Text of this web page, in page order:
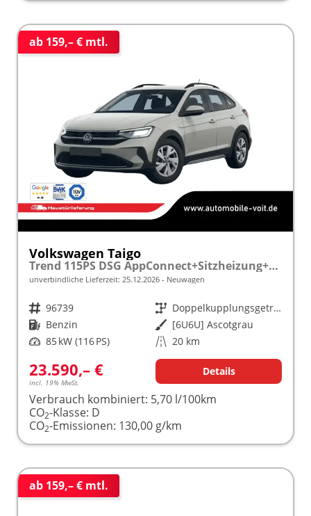
ab 159,– € mtl.
Volkswagen Taigo
Trend 115PS DSG AppConnect+Sitzheizung+PDC+Alu16+LED+DAB+FrontAssist
unverbindliche Lieferzeit: 25.12.2026 Neuwagen
Fahrzeugnr. 96739 Getriebe
Doppelkupplungsgetriebe (DSG)
Kraftstoff Benzin Außenfarbe [6U6U] Ascotgrau
Leistung 85 kW (116 PS) Kilometerstand 20 km
23.590,– €
incl. 19% MwSt.
Details
Verbrauch kombiniert: 5,70 l/100km
CO2-Klasse: D
CO2-Emissionen: 130,00 g/km
ab 159,– € mtl.